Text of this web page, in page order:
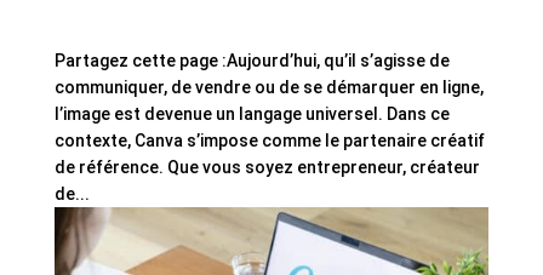
Partagez cette page :Aujourd’hui, qu’il s’agisse de
communiquer, de vendre ou de se démarquer en ligne,
l’image est devenue un langage universel. Dans ce
contexte, Canva s’impose comme le partenaire créatif
de référence. Que vous soyez entrepreneur, créateur
de...